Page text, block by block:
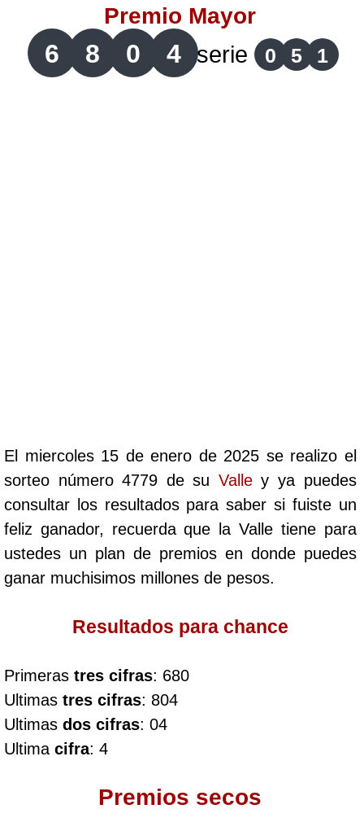
Lotería de Santander
Lotería del Cauca
Cafeterito Noche
Caribeña Día
Caribeña Noche
Culona día
Culona noche
Dorado Mañana
Premio Mayor
6 8 0 4 serie 0 5 1
El miercoles 15 de enero de 2025 se realizo el
sorteo número 4779 de su Valley ya puedes
consultar los resultados para saber si fuiste un
feliz ganador, recuerda que la Valle tiene para
ustedes un plan de premios en donde puedes
ganar muchisimos millones de pesos.
Resultados para chance
Primeras tres cifras: 680
Ultimas tres cifras: 804
Ultimas dos cifras: 04
Ultima cifra: 4
Premios secos